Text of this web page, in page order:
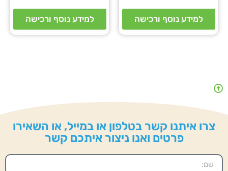
למידע נוסף ורכישה למידע נוסף ורכישה
צרו איתנו קשר בטלפון או במייל, או השאירו
פרטים ואנו ניצור איתכם קשר